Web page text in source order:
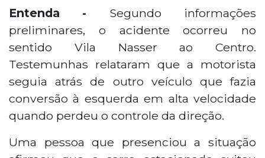
Entenda - Segundo informações
preliminares, o acidente ocorreu no
sentido Vila Nasser ao Centro.
Testemunhas relataram que a motorista
seguia atrás de outro veículo que fazia
conversão à esquerda em alta velocidade
quando perdeu o controle da direção.
Uma pessoa que presenciou a situação